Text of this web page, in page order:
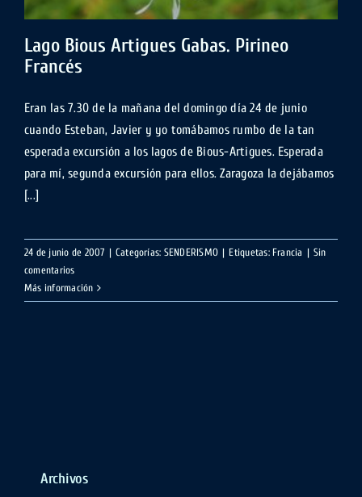
Lago Bious Artigues Gabas. Pirineo
Francés
Eran las 7.30 de la mañana del domingo día 24 de junio
cuando Esteban, Javier y yo tomábamos rumbo de la tan
esperada excursión a los lagos de Bious-Artigues. Esperada
para mí, segunda excursión para ellos. Zaragoza la dejábamos
[...]
24 de junio de 2007 | Categorías: SENDERISMO | Etiquetas: Francia | Sin
comentarios
Más información
Archivos